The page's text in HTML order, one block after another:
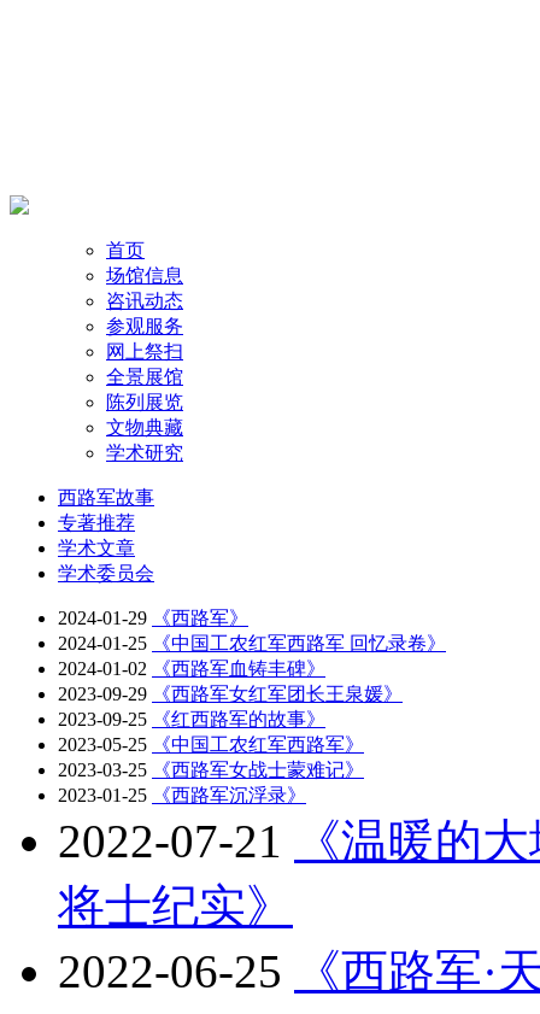
首页
场馆信息
咨讯动态
参观服务
网上祭扫
全景展馆
陈列展览
文物典藏
学术研究
西路军故事
专著推荐
学术文章
学术委员会
2024-01-29
《西路军》
2024-01-25
《中国工农红军西路军 回忆录卷》
2024-01-02
《西路军血铸丰碑》
2023-09-29
《西路军女红军团长王泉媛》
2023-09-25
《红西路军的故事》
2023-05-25
《中国工农红军西路军》
2023-03-25
《西路军女战士蒙难记》
2023-01-25
《西路军沉浮录》
2022-07-21
《温暖的
将士纪实》
2022-06-25
《西路军·